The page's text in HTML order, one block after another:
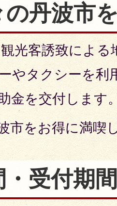
の丹波市
光客誘致による
やタクシーを利
金を交付します
市をお得に満喫
・受付期間